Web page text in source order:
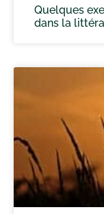
Quelques
dans la